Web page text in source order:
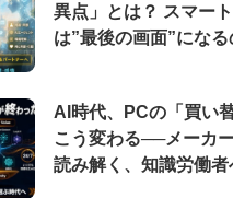
異点」とは？ スマー
は”最後の画面”になる
AI時代、PCの「買い
こう変わる──メーカ
読み解く、知識労働